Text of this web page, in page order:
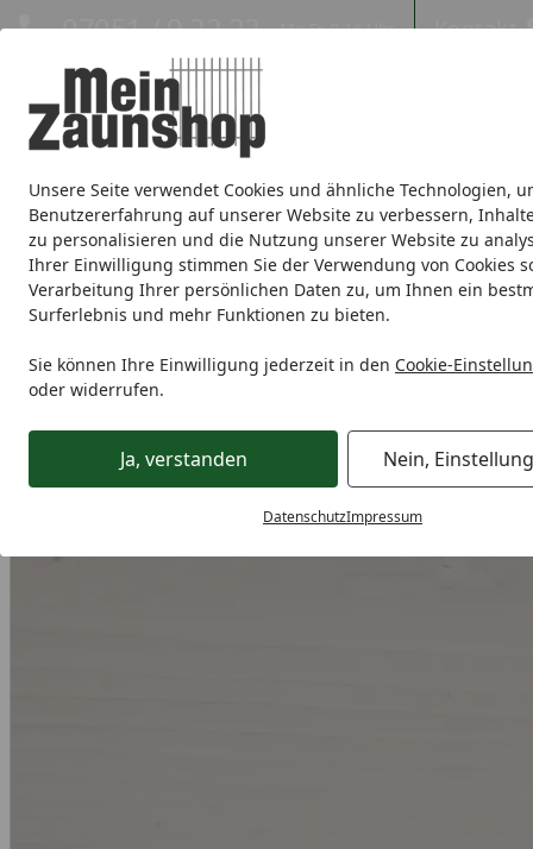
Unsere Seite verwendet Cookies und ähnliche Technologien,
Benutzererfahrung auf unserer Website zu verbessern,
zu personalisieren und die Nutzung unserer Website zu
Ihrer Einwilligung stimmen Sie der Verwendung von Cookies
Verarbeitung Ihrer persönlichen Daten zu, um Ihnen ein
Surferlebnis und mehr Funktionen zu bieten.
Sie können Ihre Einwilligung jederzeit in den Cookie-
oder widerrufen.
Ja, verstanden Nein,
DatenschutzImpressum
Eigene Montage-Teams
07051 / 9 22 22 Mo-Fr. 8-16 Uhr Kontakt
Sichtschutz Doppelstabmatte Zaunsets Gabionen
Zaunmarken
Sichtschutz Holz BM Massivholz BM Serie Husum